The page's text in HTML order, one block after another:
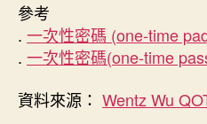
參考
. 一次性密碼 (one-time
. 一次性密碼(one-time
資料來源： Wentz Wu